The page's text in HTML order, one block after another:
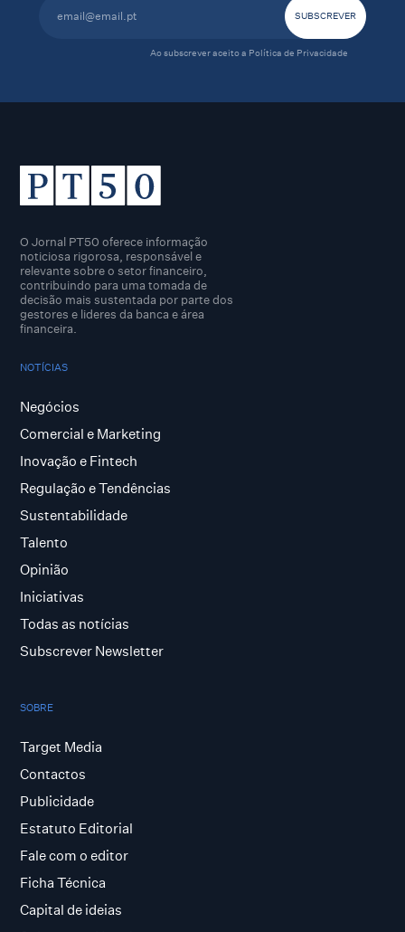
Ao subscrever aceito a Política de Privacidade
O Jornal PT50 oferece informação
noticiosa rigorosa, responsável e
relevante sobre o setor financeiro,
contribuindo para uma tomada de
decisão mais sustentada por parte dos
gestores e lideres da banca e área
financeira.
NOTÍCIAS
Negócios
Comercial e Marketing
Inovação e Fintech
Regulação e Tendências
Sustentabilidade
Talento
Opinião
Iniciativas
Todas as notícias
Subscrever Newsletter
SOBRE
Target Media
Contactos
Publicidade
Estatuto Editorial
Fale com o editor
Ficha Técnica
Capital de ideias